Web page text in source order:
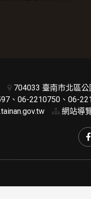
704033 臺南市北區
、06-2210750、06-
網站導